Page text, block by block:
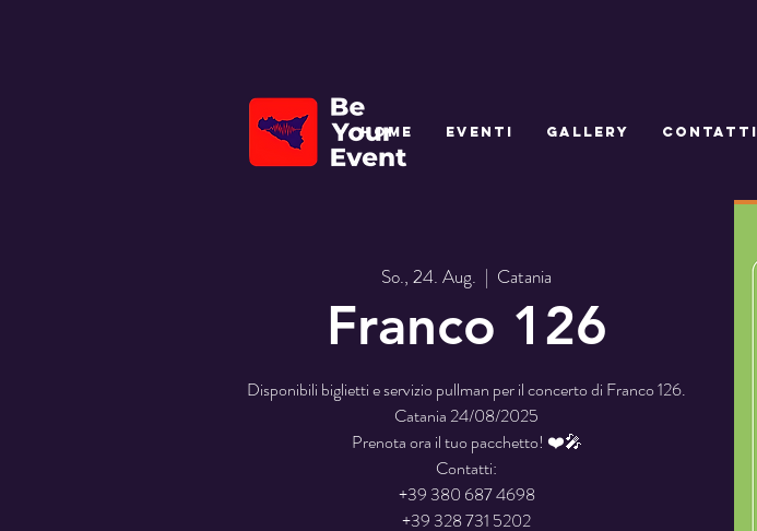
So., 24. Aug.
  |
Catania
Franco 126
Disponibili biglietti e servizio pullman per il concerto di Franco 126.
Catania 24/08/2025
Prenota ora il tuo pacchetto! ❤️🎤
Contatti:
+39 380 687 4698
HOME EVENTI GALLERY CONTATTI